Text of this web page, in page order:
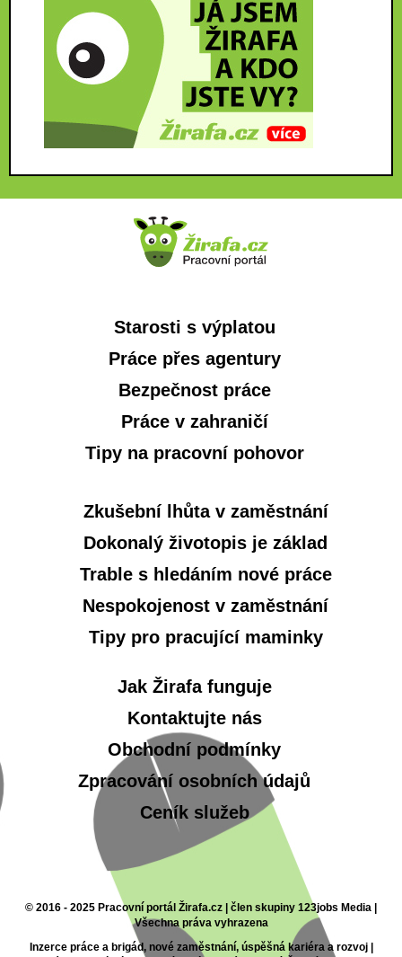
Starosti s výplatou
Práce přes agentury
Bezpečnost práce
Práce v zahraničí
Tipy na pracovní pohovor
Zkušební lhůta v zaměstnání
Dokonalý životopis je základ
Trable s hledáním nové práce
Nespokojenost v zaměstnání
Tipy pro pracující maminky
Jak Žirafa funguje
Kontaktujte nás
Obchodní podmínky
Zpracování osobních údajů
Ceník služeb
© 2016 - 2025 Pracovní portál Žirafa.cz | člen skupiny 123jobs Media |
Všechna práva vyhrazena
Inzerce práce a brigád, nové zaměstnání, úspěšná kariéra a rozvoj |